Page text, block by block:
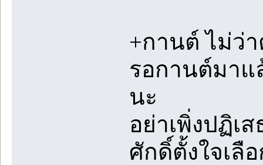
+กานต์ ไม่ว่า
รอกานต์มาแ
นะ
อย่าเพิ่งปฏิเ
ศักดิ์ตั้งใจเลื